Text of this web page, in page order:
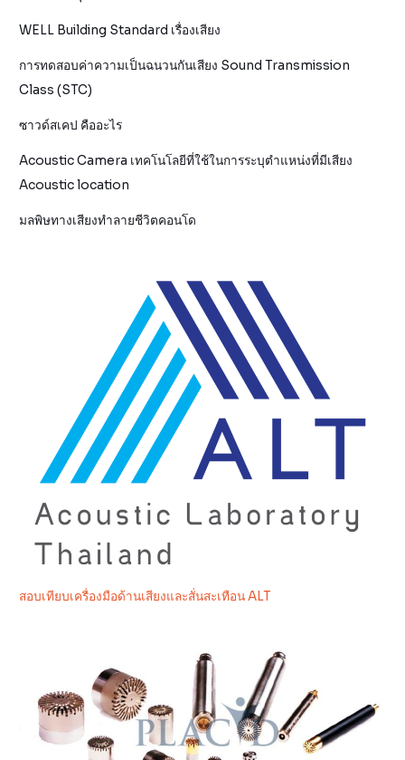
WELL Building Standard เรื่องเสียง
การทดสอบค่าความเป็นฉนวนกันเสียง Sound Transmission
Class (STC)
ซาวด์สเคป คืออะไร
Acoustic Camera เทคโนโลยีที่ใช้ในการระบุตำแหน่งที่มีเสียง
Acoustic location
มลพิษทางเสียงทำลายชีวิตคอนโด
สอบเทียบเครื่องมือด้านเสียงและสั่นสะเทือน ALT